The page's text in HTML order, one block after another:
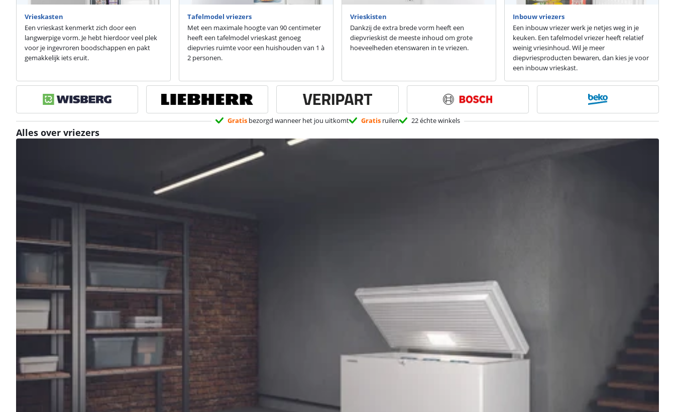
Vrieskasten
Een vrieskast kenmerkt zich door een
langwerpige vorm. Je hebt hierdoor veel plek
voor je ingevroren boodschappen en pakt
gemakkelijk iets eruit.
Tafelmodel vriezers
Met een maximale hoogte van 90 centimeter
heeft een tafelmodel vrieskast genoeg
diepvries ruimte voor een huishouden van 1 à
2 personen.
Vrieskisten
Dankzij de extra brede vorm heeft een
diepvrieskist de meeste inhoud om grote
hoeveelheden etenswaren in te vriezen.
Inbouw vriezers
Een inbouw vriezer werk je netjes weg in je
keuken. Een tafelmodel vriezer heeft relatief
weinig vriesinhoud. Wil je meer
diepvriesproducten bewaren, dan kies je voor
een inbouw vrieskast.
Gratisbezorgd wanneer het jou uitkomt Gratisruilen 22 échte winkels
Alles over vriezers